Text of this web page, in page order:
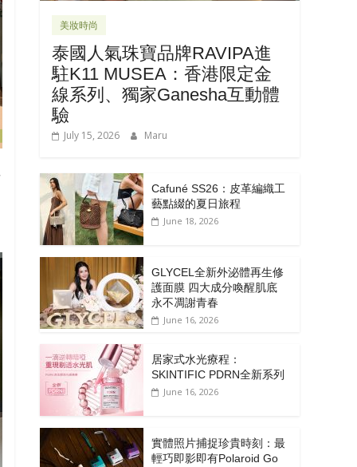
美妝時尚
泰國人氣珠寶品牌RAVIPA進
駐K11 MUSEA：香港限定金
線系列、獨家Ganesha互動體
驗
July 15, 2026 Maru
Cafuné SS26：皮革編織工
藝點綴的夏日旅程
June 18, 2026
GLYCEL全新外泌體再生修
護面膜 四大成分喚醒肌底
永不凋謝青春
June 16, 2026
居家式水光療程：
SKINTIFIC PDRN全新系列
June 16, 2026
實體照片捕捉珍貴時刻：最
輕巧即影即有Polaroid Go